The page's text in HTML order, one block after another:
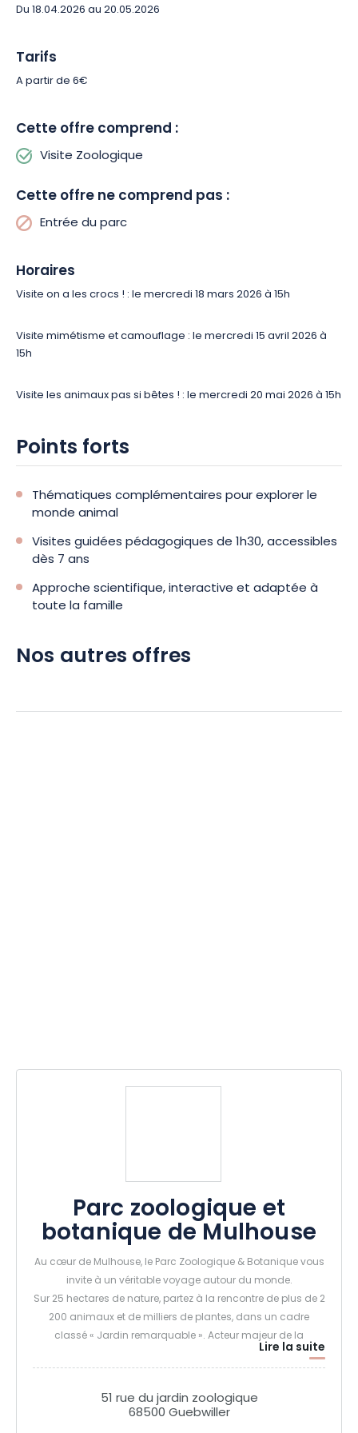
votre guide décrypte les capacités
comportements adaptatifs des espèces. Vous
découvrez que mémoire, communication et
l’imagine. Une visite vivante et pédagogique qui
change votre perception du règne animal.
Mimétisme et camouflage : Partez pour une
motifs du vivant. Rayures, taches, plumages
éclatants ou teintes discrètes : chaque détail a une
animaux utilisent le camouflage pour échapper aux
territoire. En observant pelages, plumages et
d’adaptation façonnées par la nature. Une
approche visuelle et fascinante.
Réservez votre visite guidée et profitez d’une expérience
enrichissante au plus près des animaux du Grand Est.
Du 18.04.2026 au 20.05.2026
Tarifs
A partir de 6€
Cette offre comprend :
Visite Zoologique
Cette offre ne comprend pas :
Entrée du parc
Horaires
Visite on a les crocs ! : le mercredi 18 mars 2026 à 15h
Visite mimétisme et camouflage : le mercredi 15 avril 2026 à
15h
Visite les animaux pas si bêtes ! : le mercredi 20 mai 2026 à 15h
Points forts
Thématiques complémentaires pour explorer le
monde animal
Visites guidées pédagogiques de 1h30, accessibles
dès 7 ans
Approche scientifique, interactive et adaptée à
toute la famille
Nos autres offres
Parc zoologique et
botanique de Mulhouse
Au cœur de Mulhouse, le Parc Zoologique & Botanique vous
invite à un véritable voyage autour du monde.
Sur 25 hectares de nature, partez à la rencontre de plus de 2
200 animaux et de milliers de plantes, dans un cadre
classé « Jardin remarquable ». Acteur majeur de la
protection des espèces menacées, le Parc s’engage
chaque jour dans des programmes de conservation et de
sauvegarde de la biodiversité en France et dans le monde.
Entre les grands espaces de l’Arctique, la savane africaine
Lire la suite
51 rue du jardin zoologique
68500 Guebwiller